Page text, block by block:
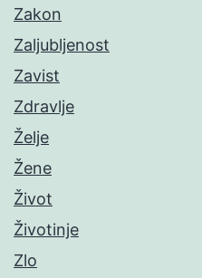
Zakon
Zaljubljenost
Zavist
Zdravlje
Želje
Žene
Život
Životinje
Zlo